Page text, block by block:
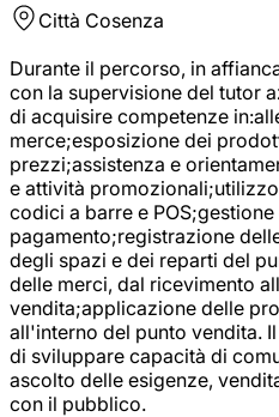
Città Cosenza
Durante il percorso, in
con la supervisione del tutor
di acquisire competenze
merce;esposizione dei
prezzi;assistenza e
e attività
codici a barre e
pagamento;registrazione
degli spazi e dei reparti del
delle merci, dal ricevimento
vendita;applicazione delle
all'interno del punto vendita.
di sviluppare capacità di
ascolto delle esigenze,
con il pubblico.